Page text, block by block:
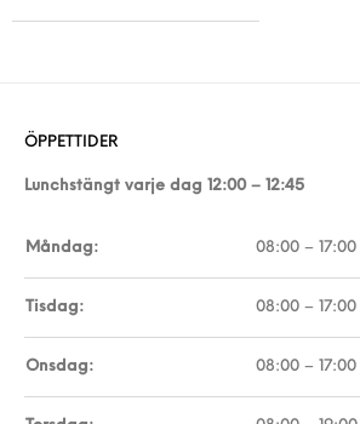
ÖPPETTIDER
Lunchstängt varje dag 12:00 – 12:45
Måndag: 08:00 – 17:00
Tisdag: 08:00 – 17:00
Onsdag: 08:00 – 17:00